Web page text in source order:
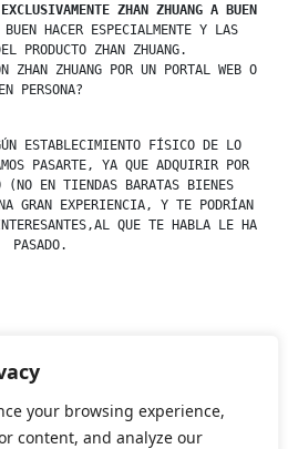
your browsing experience,
content, and analyze our
ZHAN ZHUANG A BUEN
BUEN HACER ESPECIALMENTE Y LAS
PRODUCTO ZHAN ZHUANG.
ZHAN ZHUANG POR UN PORTAL WEB O
EN PERSONA?
ESTABLECIMIENTO FÍSICO DE LO
PASARTE, YA QUE ADQUIRIR POR
EN TIENDAS BARATAS BIENES
GRAN EXPERIENCIA, Y TE PODRÍAN
QUE TE HABLA LE HA
PASADO.